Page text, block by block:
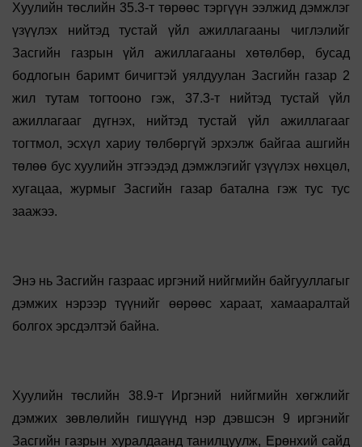
Хуулийн төслийн 35.3-т төрөөс тэргүүн ээлжид дэмжлэг
үзүүлэх нийтэд тустай үйл ажиллагааны чиглэлийг
Засгийн газрын үйл ажиллагааны хөтөлбөр, бусад
бодлогын баримт бичигтэй уялдуулан Засгийн газар 2
жил тутам тогтооно гэж, 37.3-т нийтэд тустай үйл
ажиллагааг дүгнэх, нийтэд тустай үйл ажиллагааг
тогтмол, эсхүл хариу төлбөргүй эрхэлж байгаа ашгийн
төлөө бус хуулийн этгээдэд дэмжлэгийг үзүүлэх нөхцөл,
хугацаа, журмыг Засгийн газар батална гэж тус тус
заажээ.
Энэ нь Засгийн газраас иргэний нийгмийн байгууллагыг
дэмжих нэрээр түүнийг өөрөөс хараат, хамааралтай
болгох эрсдэлтэй байна.
Хуулийн төслийн 38.9-т Иргэний нийгмийн хөгжлийг
дэмжих зөвлөлийн гишүүнд нэр дэвшсэн 9 иргэнийг
Засгийн газрын хуралдаанд танилцуулж, Ерөнхий сайд